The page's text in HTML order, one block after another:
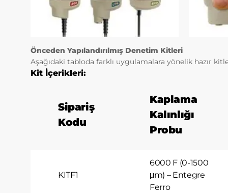
Önceden Yapılandırılmış Denetim Kitleri
Aşağıdaki tabloda farklı uygulamalara yönelik hazır
Kit İçerikleri:
Sipariş
Kodu
Kaplama
Kalınlığı
Probu
KITF1
6000 F (0-1500
μm) – Entegre
Ferro
tutulurlar.
Kalıcı
önünde
olmadığı
Ziyaret
hizmet
İnternet
ve